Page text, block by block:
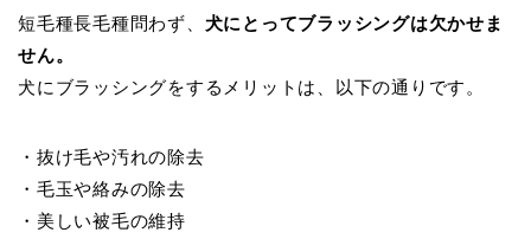
短毛種長毛種問わず、 犬にとってブラッシングは欠かせま
せん。
犬にブラッシングをするメリットは、以下の通りです。
・抜け毛や汚れの除去
・毛玉や絡みの除去
・美しい被毛の維持